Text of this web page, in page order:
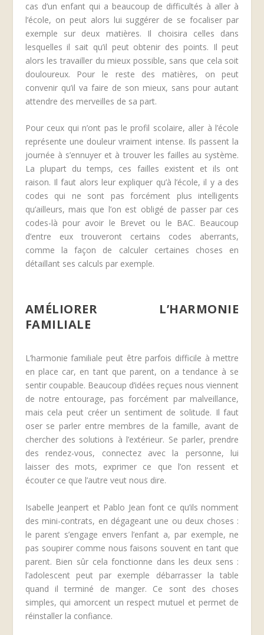
cas d’un enfant qui a beaucoup de difficultés à aller à
l’école, on peut alors lui suggérer de se focaliser par
exemple sur deux matières. Il choisira celles dans
lesquelles il sait qu’il peut obtenir des points. Il peut
alors les travailler du mieux possible, sans que cela soit
douloureux. Pour le reste des matières, on peut
convenir qu’il va faire de son mieux, sans pour autant
attendre des merveilles de sa part.
Pour ceux qui n’ont pas le profil scolaire, aller à l’école
représente une douleur vraiment intense. Ils passent la
journée à s’ennuyer et à trouver les failles au système.
La plupart du temps, ces failles existent et ils ont
raison. Il faut alors leur expliquer qu’à l’école, il y a des
codes qui ne sont pas forcément plus intelligents
qu’ailleurs, mais que l’on est obligé de passer par ces
codes-là pour avoir le Brevet ou le BAC. Beaucoup
d’entre eux trouveront certains codes aberrants,
comme la façon de calculer certaines choses en
détaillant ses calculs par exemple.
AMÉLIORER L’HARMONIE
FAMILIALE
L’harmonie familiale peut être parfois difficile à mettre
en place car, en tant que parent, on a tendance à se
sentir coupable. Beaucoup d’idées reçues nous viennent
de notre entourage, pas forcément par malveillance,
mais cela peut créer un sentiment de solitude. Il faut
oser se parler entre membres de la famille, avant de
chercher des solutions à l’extérieur. Se parler, prendre
des rendez-vous, connectez avec la personne, lui
laisser des mots, exprimer ce que l’on ressent et
écouter ce que l’autre veut nous dire.
Isabelle Jeanpert et Pablo Jean font ce qu’ils nomment
des mini-contrats, en dégageant une ou deux choses :
le parent s’engage envers l’enfant a, par exemple, ne
pas soupirer comme nous faisons souvent en tant que
parent. Bien sûr cela fonctionne dans les deux sens :
l’adolescent peut par exemple débarrasser la table
quand il terminé de manger. Ce sont des choses
simples, qui amorcent un respect mutuel et permet de
réinstaller la confiance.